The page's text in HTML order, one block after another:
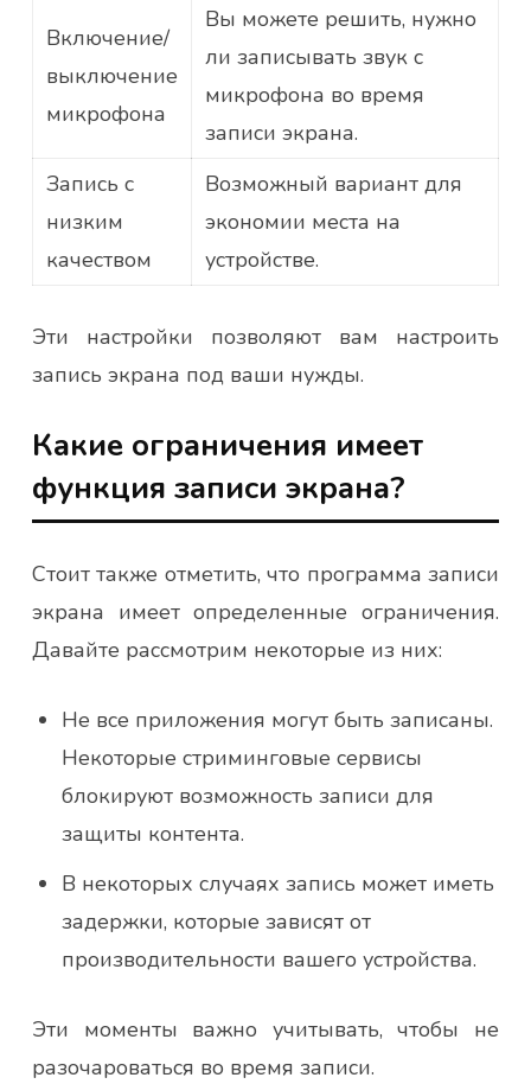
Включение/
выключение
микрофона
Вы можете решить, нужно
ли записывать звук с
микрофона во время
записи экрана.
Запись с
низким
качеством
Возможный вариант для
экономии места на
устройстве.
Эти настройки позволяют вам настроить
запись экрана под ваши нужды.
Какие ограничения имеет
функция записи экрана?
Стоит также отметить, что программа записи
экрана имеет определенные ограничения.
Давайте рассмотрим некоторые из них:
Не все приложения могут быть записаны.
Некоторые стриминговые сервисы
блокируют возможность записи для
защиты контента.
В некоторых случаях запись может иметь
задержки, которые зависят от
производительности вашего устройства.
Эти моменты важно учитывать, чтобы не
разочароваться во время записи.